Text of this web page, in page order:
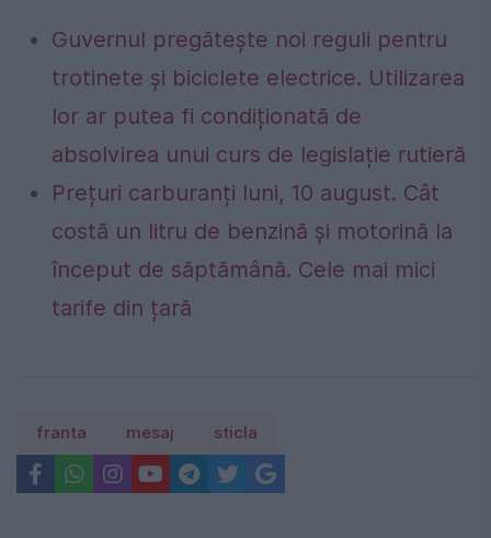
Guvernul pregătește noi reguli pentru
trotinete și biciclete electrice. Utilizarea
lor ar putea fi condiționată de
absolvirea unui curs de legislație rutieră
Prețuri carburanți luni, 10 august. Cât
costă un litru de benzină și motorină la
început de săptămână. Cele mai mici
tarife din țară
franta mesaj sticla